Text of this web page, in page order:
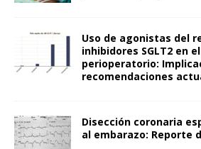
Uso de agonistas del
inhibidores SGLT2 en
perioperatorio:
recomendaciones
Disección coronaria
al embarazo: Reporte